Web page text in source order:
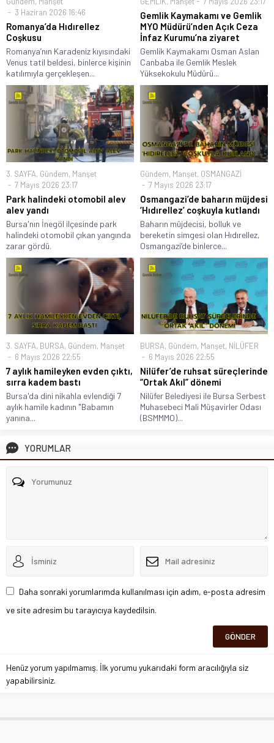
3 Haziran 2026 16:46
Romanya’da Hıdırellez
Coşkusu
Romanya’nın Karadeniz kıyısındaki
Venus tatil beldesi, binlerce kişinin
katılımıyla gerçekleşen...
Gemlik Kaymakamı ve Gemlik
MYO Müdürü’nden Açık Ceza
İnfaz Kurumu’na ziyaret
Gemlik Kaymakamı Osman Aslan
Canbaba ile Gemlik Meslek
Yüksekokulu Müdürü...
3. SAYFA, Gündem, Manşet
7 Mayıs 2026 23:17
Park halindeki otomobil alev
alev yandı
Bursa'nın İnegöl ilçesinde park
halindeki otomobil çıkan yangında
zarar gördü.
Gündem, Manşet, OSMANGAZİ
7 Mayıs 2026 23:17
Osmangazi’de baharın müjdesi
‘Hıdırellez’ coşkuyla kutlandı
Baharın müjdecisi, bolluk ve
bereketin simgesi olan Hıdırellez,
Osmangazi’de binlerce...
3. SAYFA, BURSA, Gündem, Manşet
6 Mayıs 2026 22:55
7 aylık hamileyken evden çıktı,
sırra kadem bastı
Bursa'da dini nikahla evlendiği 7
aylık hamile kadının "Babamın
yanına...
BURSA, Gündem, Manşet, NİLÜFER
6 Mayıs 2026 22:55
Nilüfer’de ruhsat süreçlerinde
“Ortak Akıl” dönemi
Nilüfer Belediyesi ile Bursa Serbest
Muhasebeci Mali Müşavirler Odası
(BSMMMO)...
YORUMLAR
Daha sonraki yorumlarımda kullanılması için adım, e-posta adresim
ve site adresim bu tarayıcıya kaydedilsin.
Henüz yorum yapılmamış. İlk yorumu yukarıdaki form aracılığıyla siz
yapabilirsiniz.